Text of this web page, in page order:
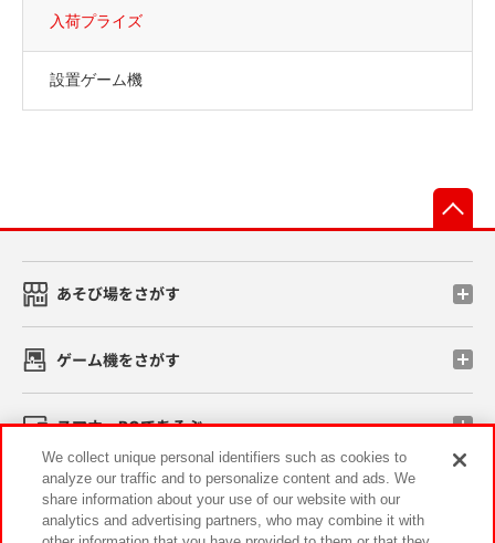
入荷プライズ
設置ゲーム機
あそび場をさがす
ゲーム機をさがす
スマホ・PCであそぶ
イベント・キャンペーン
We collect unique personal identifiers such as cookies to
analyze our traffic and to personalize content and ads. We
share information about your use of our website with our
analytics and advertising partners, who may combine it with